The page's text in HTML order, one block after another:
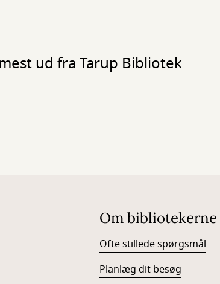
ud fra Tarup Bibliotek
Om bibliotekerne
Ofte stillede spørgsmål
Planlæg dit besøg